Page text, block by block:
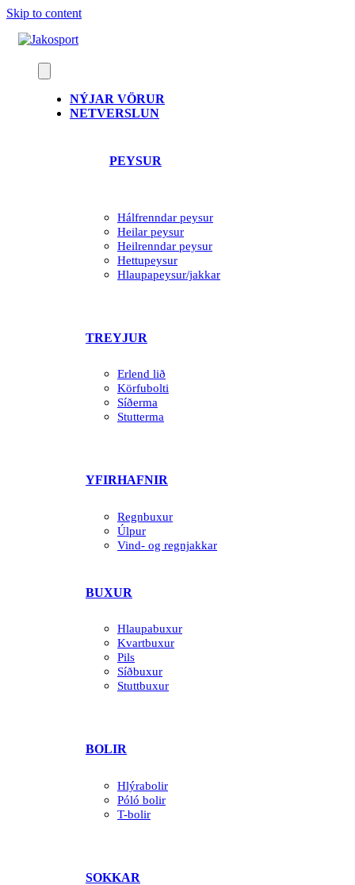
Skip to content
NÝJAR VÖRUR
NETVERSLUN
PEYSUR
Hálfrenndar peysur
Heilar peysur
Heilrenndar peysur
Hettupeysur
Hlaupapeysur/jakkar
TREYJUR
Erlend lið
Körfubolti
Síðerma
Stutterma
YFIRHAFNIR
Regnbuxur
Úlpur
Vind- og regnjakkar
BUXUR
Hlaupabuxur
Kvartbuxur
Pils
Síðbuxur
Stuttbuxur
BOLIR
Hlýrabolir
Póló bolir
T-bolir
SOKKAR